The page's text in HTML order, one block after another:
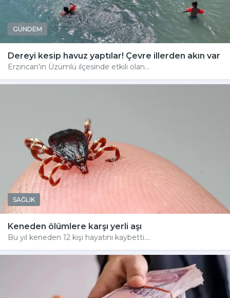
GÜNDEM
Dereyi kesip havuz yaptılar! Çevre illerden akın var
Erzincan'ın Üzümlü ilçesinde etkili olan...
SAĞLIK
Keneden ölümlere karşı yerli aşı
Bu yıl keneden 12 kişi hayatını kaybetti....